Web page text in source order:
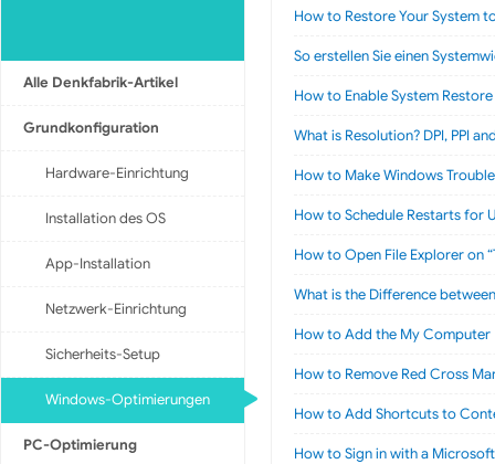
Alle Denkfabrik-Artikel
Grundkonfiguration
Hardware-Einrichtung
Installation des OS
App-Installation
Netzwerk-Einrichtung
Sicherheits-Setup
Windows-Optimierungen
PC-Optimierung
How to Restore Your System
So erstellen Sie einen
How to Enable System Restore
What is Resolution? DPI, PPI
How to Make Windows
How to Schedule Restarts for
How to Open File Explorer on
What is the Difference
How to Add the My Computer
How to Remove Red Cross
How to Add Shortcuts to
How to Sign in with a